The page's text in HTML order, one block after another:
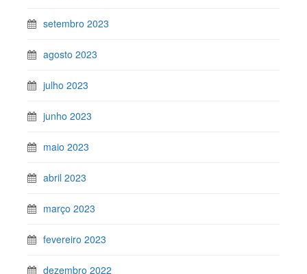
setembro 2023
agosto 2023
julho 2023
junho 2023
maio 2023
abril 2023
março 2023
fevereiro 2023
dezembro 2022